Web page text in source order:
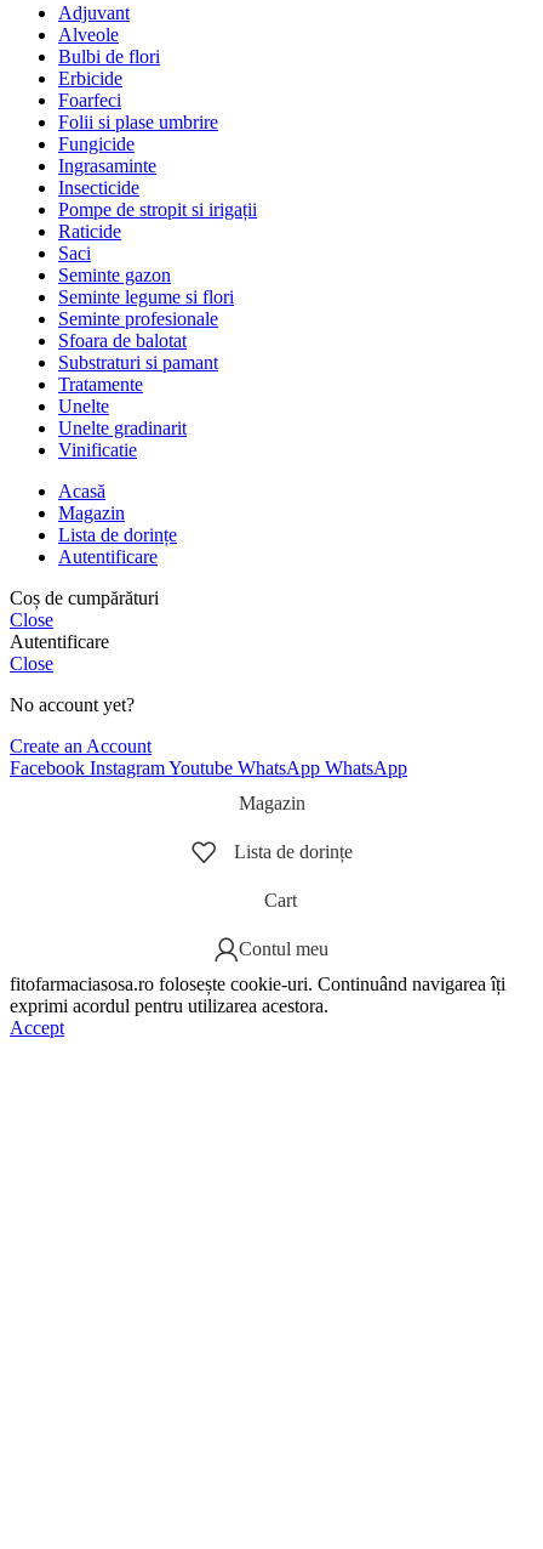
Adjuvant
Alveole
Bulbi de flori
Erbicide
Foarfeci
Folii si plase umbrire
Fungicide
Ingrasaminte
Insecticide
Pompe de stropit si irigații
Raticide
Saci
Seminte gazon
Seminte legume si flori
Seminte profesionale
Sfoara de balotat
Substraturi si pamant
Tratamente
Unelte
Unelte gradinarit
Vinificatie
Acasă
Magazin
Lista de dorințe
Autentificare
Coș de cumpărături
Close
Autentificare
Close
No account yet?
Create an Account
Facebook InstagramYoutube WhatsApp WhatsApp
Magazin
Lista de dorințe
Cart
Contul meu
fitofarmaciasosa.ro folosește cookie-uri. Continuând navigarea îți
exprimi acordul pentru utilizarea acestora.
Accept